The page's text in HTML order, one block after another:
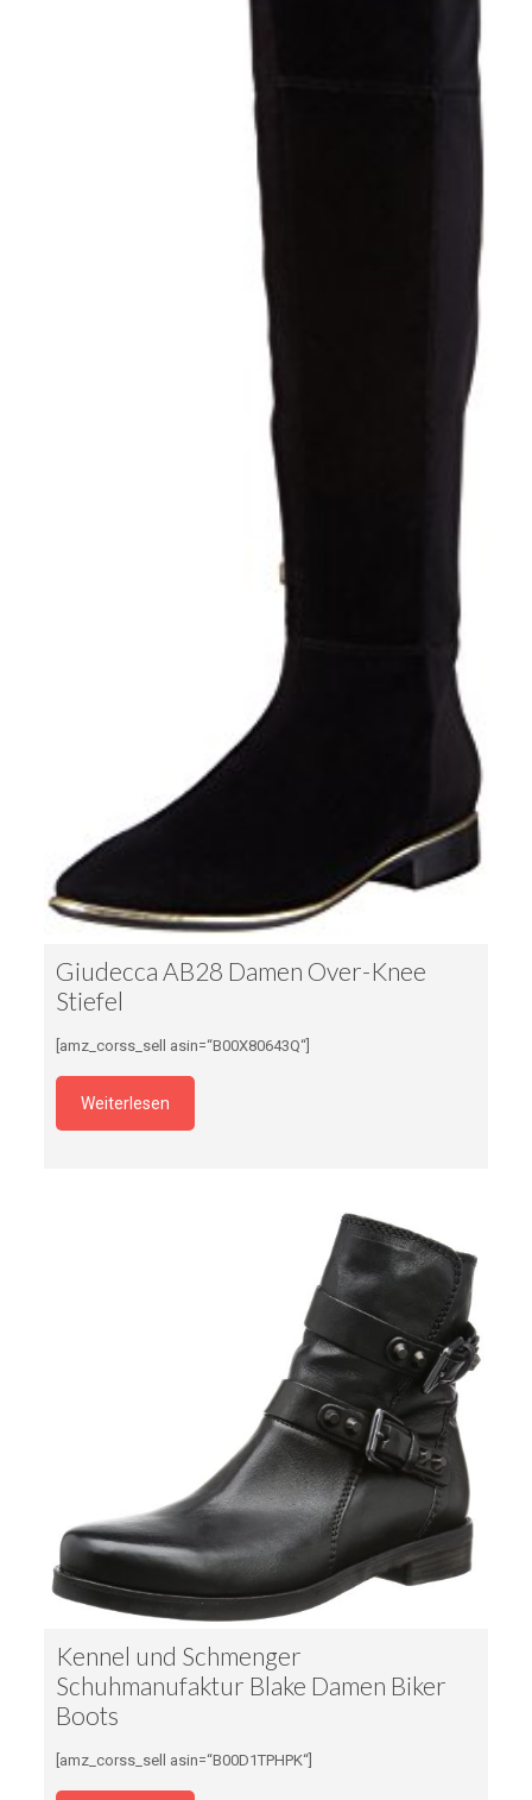
Giudecca AB28 Damen Over-Knee
Stiefel
[amz_corss_sell asin=“B00X80643Q“]
Weiterlesen
Kennel und Schmenger
Schuhmanufaktur Blake Damen Biker
Boots
[amz_corss_sell asin=“B00D1TPHPK“]